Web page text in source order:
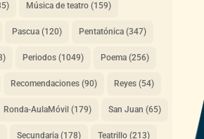
Música de teatro(159)
Pascua(120) Pentatónica(347)
Periodos(1049) Poema(256)
Recomendaciones(90) Reyes(54)
Ronda-AulaMóvil (179) San Juan (65)
Secundaria(178) Teatrillo(213)